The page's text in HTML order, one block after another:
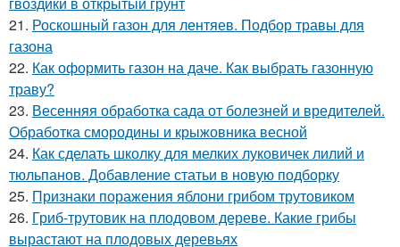
21. Роскошный газон для лентяев. Подбор травы для
газона
22. Как оформить газон на даче. Как выбрать газонную
траву?
23. Весенняя обработка сада от болезней и вредителей.
Обработка смородины и крыжовника весной
24. Как сделать школку для мелких луковичек лилий и
тюльпанов. Добавление статьи в новую подборку
25. Признаки поражения яблони грибом трутовиком
26. Гриб-трутовик на плодовом дереве. Какие грибы
вырастают на плодовых деревьях